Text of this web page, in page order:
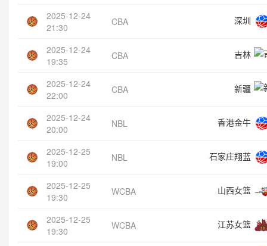
2025-12-24
21:30
CBA 深圳
2025-12-24
19:35
CBA 吉林
2025-12-24
22:00
CBA 新疆
2025-12-24
20:00
NBL 香港金牛
2025-12-25
19:00
NBL 石家庄翔蓝
2025-12-25
19:30
WCBA 山西女篮
2025-12-25
19:30
WCBA 江苏女篮